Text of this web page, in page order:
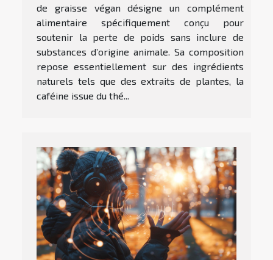
de graisse végan désigne un complément
alimentaire spécifiquement conçu pour
soutenir la perte de poids sans inclure de
substances d’origine animale. Sa composition
repose essentiellement sur des ingrédients
naturels tels que des extraits de plantes, la
caféine issue du thé...